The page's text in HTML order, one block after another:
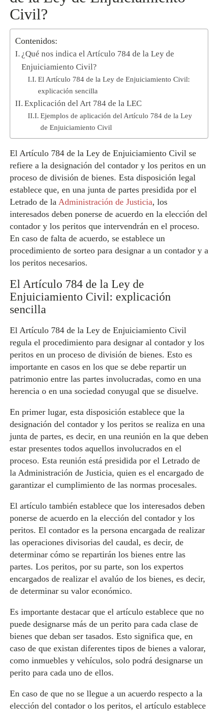
Civil?
Contenidos:
¿Qué nos indica el Artículo 784 de la Ley de
Enjuiciamiento Civil?
El Artículo 784 de la Ley de Enjuiciamiento Civil:
explicación sencilla
Explicación del Art 784 de la LEC
Ejemplos de aplicación del Artículo 784 de la Ley
de Enjuiciamiento Civil
El Artículo 784 de la Ley de Enjuiciamiento Civil se
refiere a la designación del contador y los peritos en un
proceso de división de bienes. Esta disposición legal
establece que, en una junta de partes presidida por el
Letrado de la Administración de Justicia, los
interesados deben ponerse de acuerdo en la elección del
contador y los peritos que intervendrán en el proceso.
En caso de falta de acuerdo, se establece un
procedimiento de sorteo para designar a un contador y a
los peritos necesarios.
El Artículo 784 de la Ley de
Enjuiciamiento Civil: explicación
sencilla
El Artículo 784 de la Ley de Enjuiciamiento Civil
regula el procedimiento para designar al contador y los
peritos en un proceso de división de bienes. Esto es
importante en casos en los que se debe repartir un
patrimonio entre las partes involucradas, como en una
herencia o en una sociedad conyugal que se disuelve.
En primer lugar, esta disposición establece que la
designación del contador y los peritos se realiza en una
junta de partes, es decir, en una reunión en la que deben
estar presentes todos aquellos involucrados en el
proceso. Esta reunión está presidida por el Letrado de
la Administración de Justicia, quien es el encargado de
garantizar el cumplimiento de las normas procesales.
El artículo también establece que los interesados deben
ponerse de acuerdo en la elección del contador y los
peritos. El contador es la persona encargada de realizar
las operaciones divisorias del caudal, es decir, de
determinar cómo se repartirán los bienes entre las
partes. Los peritos, por su parte, son los expertos
encargados de realizar el avalúo de los bienes, es decir,
de determinar su valor económico.
Es importante destacar que el artículo establece que no
puede designarse más de un perito para cada clase de
bienes que deban ser tasados. Esto significa que, en
caso de que existan diferentes tipos de bienes a valorar,
como inmuebles y vehículos, solo podrá designarse un
perito para cada uno de ellos.
En caso de que no se llegue a un acuerdo respecto a la
elección del contador o los peritos, el artículo establece